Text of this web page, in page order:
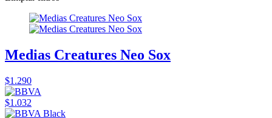
Medias Creatures Neo Sox
$1.290
$1.032